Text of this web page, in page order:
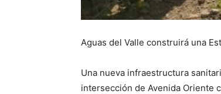
Aguas del Valle construirá una
Una nueva infraestructura
intersección de Avenida Oriente